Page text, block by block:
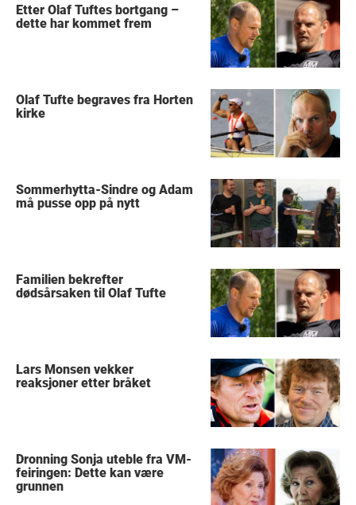
Etter Olaf Tuftes bortgang –
dette har kommet frem
Olaf Tufte begraves fra Horten
kirke
Sommerhytta-Sindre og Adam
må pusse opp på nytt
Familien bekrefter
dødsårsaken til Olaf Tufte
Lars Monsen vekker
reaksjoner etter bråket
Dronning Sonja uteble fra VM-
feiringen: Dette kan være
grunnen